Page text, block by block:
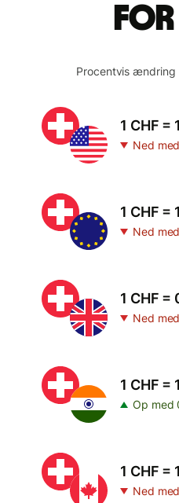
for
Procentvis ændring
1 CHF =
Ned
1 CHF =
Ned
1 CHF =
Ned
1 CHF =
Op med
1 CHF =
Ned